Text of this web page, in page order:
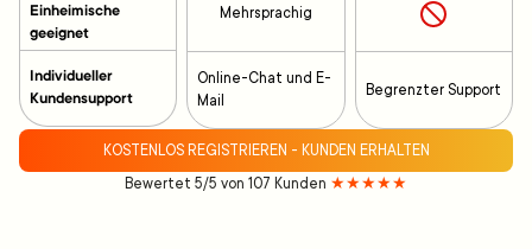
Einheimische
geeignet
Individueller
Kundensupport
Mehrsprachig
Online-Chat und E-
Mail
Begrenzter Support
KOSTENLOS REGISTRIEREN - KUNDEN ERHALTEN
Bewertet 5/5 von 107 Kunden ★★★★★